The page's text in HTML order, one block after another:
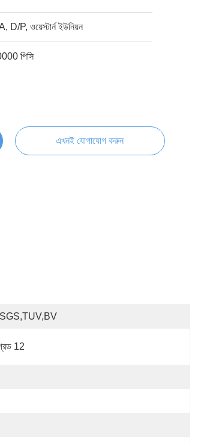
P, ওয়েস্টার্ন ইউনিয়ন
পিসি
এখনই যোগাযোগ করুন
12